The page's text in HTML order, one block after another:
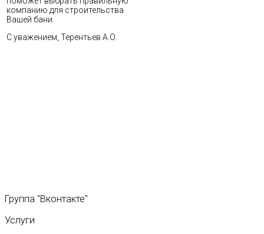
компанию для строительства
Вашей бани.
С уважением, Терентьев А.О.
Группа "Вконтакте"
Услуги